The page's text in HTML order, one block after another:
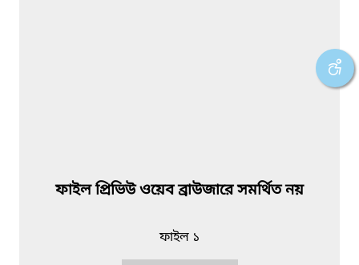
ফাইল প্রিভিউ ওয়েব ব্রাউজারে সমর্থিত নয়
ফাইল ১